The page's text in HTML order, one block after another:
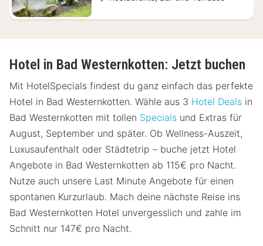
Hotel in Bad Westernkotten: Jetzt buchen
Mit HotelSpecials findest du ganz einfach das perfekte
Hotel in Bad Westernkotten. Wähle aus 3 Hotel Deals in
Bad Westernkotten mit tollen Specials und Extras für
August, September und später. Ob Wellness-Auszeit,
Luxusaufenthalt oder Städtetrip – buche jetzt Hotel
Angebote in Bad Westernkotten ab 115€ pro Nacht.
Nutze auch unsere Last Minute Angebote für einen
spontanen Kurzurlaub. Mach deine nächste Reise ins
Bad Westernkotten Hotel unvergesslich und zahle im
Schnitt nur 147€ pro Nacht.